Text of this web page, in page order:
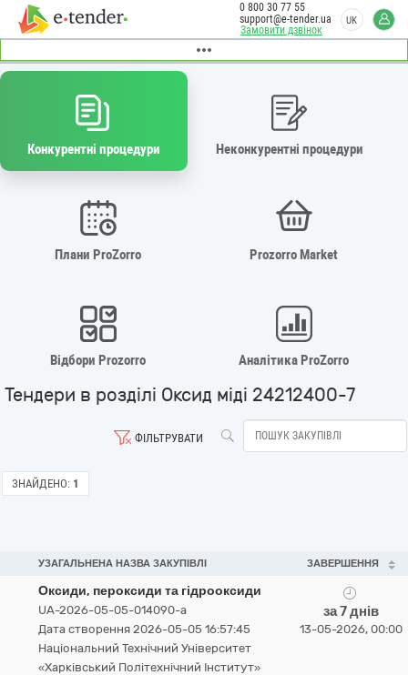
Замовити дзвінок
0 800 30 77 55
support@e-tender.ua
UK
Конкурентні процедури Неконкурентні процедури
Плани ProZorro Prozorro Market
Відбори Prozorro Аналітика ProZorro
Тендери в розділі Оксид міді 24212400-7
ФІЛЬТРУВАТИ
ЗНАЙДЕНО: 1
УЗАГАЛЬНЕНА НАЗВА ЗАКУПІВЛІ ЗАВЕРШЕННЯ
Оксиди, пероксиди та гідрооксиди
UA-2026-05-05-014090-a
Дата створення 2026-05-05 16:57:45
Національний Технічний Університет
«Харківський Політехнічний Інститут»
за 7 днів
13-05-2026, 00:00